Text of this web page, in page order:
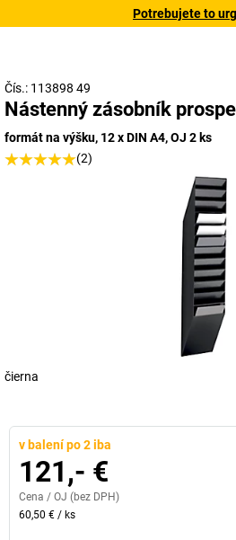
Potrebujete to
Čís.: 113898 49
Nástenný zásobník
formát na výšku, 12 x DIN A4, OJ 2 ks
(2)
čierna
v balení po 2 iba
121,- €
Cena / OJ (bez DPH)
60,50 € / ks